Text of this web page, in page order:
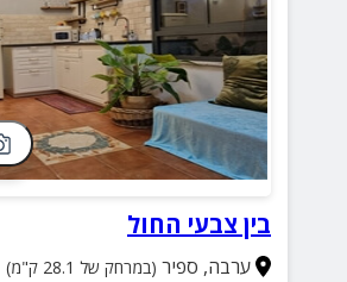
בין צבעי החול
ערבה, ספיר (במרחק של 28.1 ק"מ)